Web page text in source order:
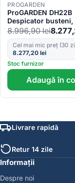
PROGARDEN
ProGARDEN DH22B
Despicator busteni,
benzina, tractabil,
500mm
8.996,90lei
Cel mai mic preț (30
8.277,20 lei
Stoc furnizor
Adaugă în
Livrare rapidă
Retur 14 zile
Informații
Despre noi